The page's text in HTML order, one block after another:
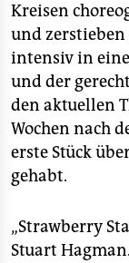
Kreisen
und
intensiv in
und der
den aktuellen
Wochen nach
erste Stück
gehabt.
„Strawberry
Stuart